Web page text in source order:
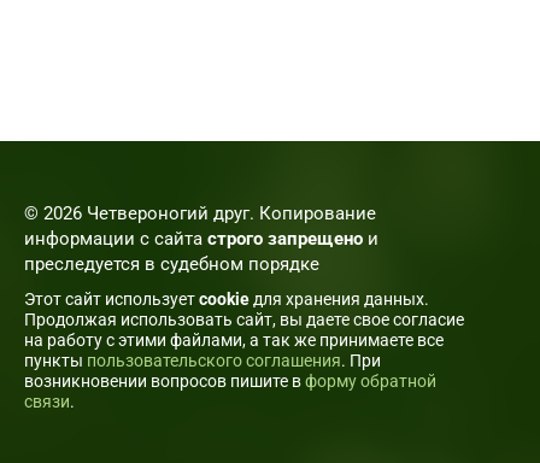
© 2026 Четвероногий друг. Копирование
информации с сайта строго запрещено и
преследуется в судебном порядке
Этот сайт используетcookie для хранения данных.
Продолжая использовать сайт, вы даете свое согласие
на работу с этими файлами, а так же принимаете все
пункты пользовательского соглашения. При
возникновении вопросов пишите вформу обратной
связи.